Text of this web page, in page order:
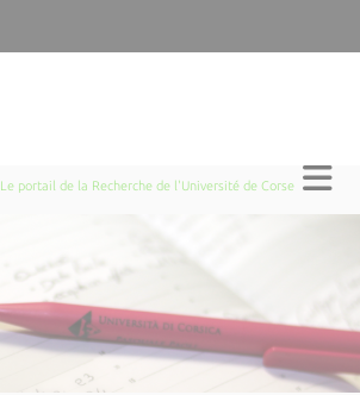
Le portail de la Recherche de l'Université de Corse